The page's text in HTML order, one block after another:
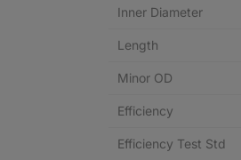
Inner Diameter
Length
Minor OD
Efficiency
Efficiency Test Std